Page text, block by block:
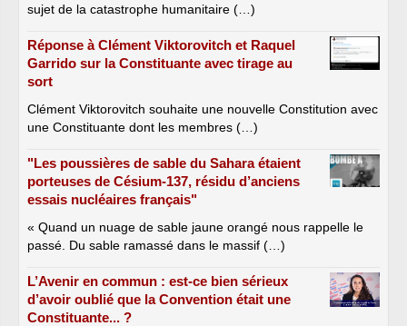
sujet de la catastrophe humanitaire (…)
Réponse à Clément Viktorovitch et Raquel
Garrido sur la Constituante avec tirage au
sort
Clément Viktorovitch souhaite une nouvelle Constitution avec
une Constituante dont les membres (…)
"Les poussières de sable du Sahara étaient
porteuses de Césium-137, résidu d’anciens
essais nucléaires français"
« Quand un nuage de sable jaune orangé nous rappelle le
passé. Du sable ramassé dans le massif (…)
L’Avenir en commun : est-ce bien sérieux
d’avoir oublié que la Convention était une
Constituante... ?